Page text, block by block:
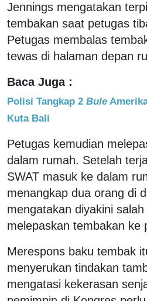
Jennings mengatakan
tembakan saat petugas
Petugas membalas
tewas di halaman depan
Baca Juga :
Polisi Tangkap 2 Bule
Kuta Bali
Petugas kemudian
dalam rumah. Setelah
SWAT masuk ke dalam
menangkap dua orang di
mengatakan diyakini
melepaskan tembakan ke
Merespons baku tembak
menyerukan tindakan
mengatasi kekerasan